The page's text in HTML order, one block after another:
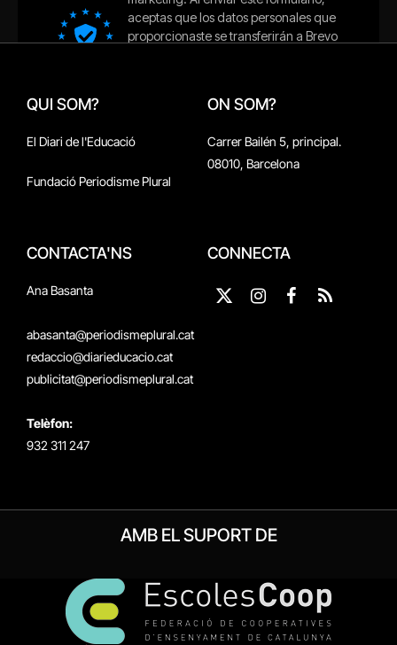
QUI SOM?
El Diari de l'Educació
Fundació Periodisme Plural
ON SOM?
Carrer Bailén 5, principal.
08010, Barcelona
CONTACTA'NS
Ana Basanta
abasanta@periodismeplural.cat
redaccio@diarieducacio.cat
publicitat@periodismeplural.cat
Telèfon:
932 311 247
CONNECTA
X
InstagramFacebook
RSS
AMB EL SUPORT DE